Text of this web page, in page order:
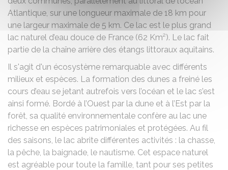
Atlantique, sur une longueur maximale de 18 km pour
une largeur maximale de 5 km. Ce lac est le plus grand
lac naturel d’eau douce de France (62 Km²). Le lac fait
partie de la chaîne arrière des étangs littoraux aquitains.
Il s'agit d'un écosystème remarquable avec différents
milieux et espèces. La formation des dunes a freiné les
cours d’eau se jetant autrefois vers l’océan et le lac s’est
ainsi formé. Bordé à l’Ouest par la dune et à l’Est par la
forêt, sa qualité environnementale confère au lac une
richesse en espèces patrimoniales et protégées. Au fil
des saisons, le lac abrite différentes activités : la chasse,
la pêche, la baignade, le nautisme. Cet espace naturel
est agréable pour toute la famille, tant pour ses petites